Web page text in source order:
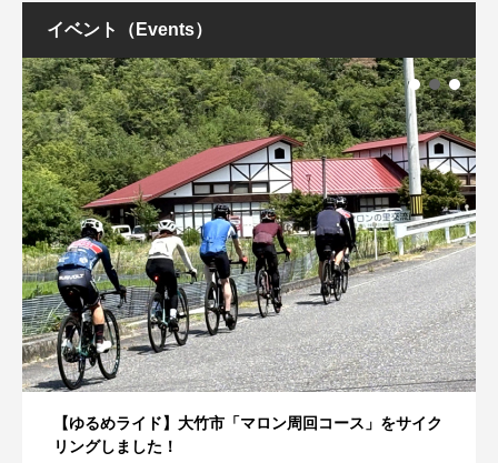
イベント（Events）
【ゆるめライド】大竹市「マロン周回コース」をサイク
リングしました！